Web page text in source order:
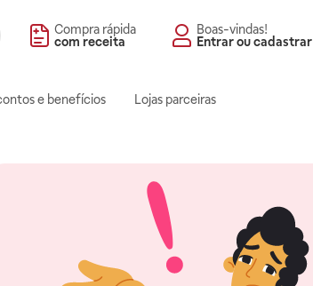
Compra rápida
com receita
Boas-vindas!
Entrar ou cadastrar
e benefícios Lojas parceiras